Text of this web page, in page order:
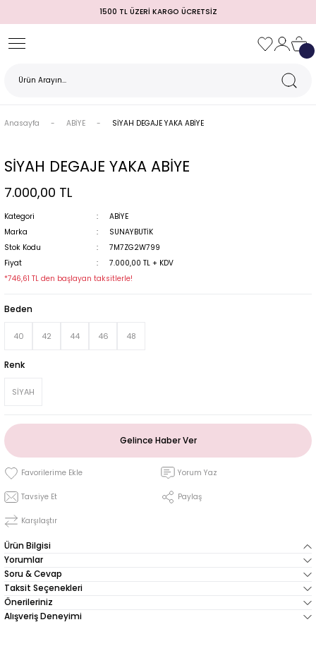
1500 TL ÜZERİ KARGO ÜCRETSİZ
Geri Dön
Geri Dön
Geri Dön
Geri Dön
Geri Dön
Geri Dön
Geri Dön
Anasayfa ABİYE SİYAH DEGAJE YAKA ABİYE
SİYAH DEGAJE YAKA ABİYE
7.000,00 TL
Kategori
ABİYE
Marka
SUNAYBUTİK
Stok Kodu
7M7ZG2W799
Fiyat
7.000,00 TL + KDV
*746,61 TL den başlayan taksitlerle!
Beden
40 42 44 46 48
Renk
SİYAH
Gelince Haber Ver
Yorum Yaz
Tavsiye Et Paylaş
Karşılaştır
Ürün Bilgisi
Yorumlar
Soru & Cevap
Taksit Seçenekleri
Önerileriniz
Alışveriş Deneyimi